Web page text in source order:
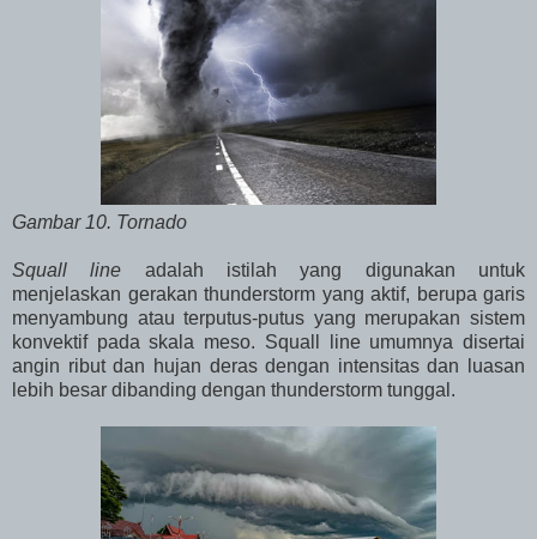
Gambar 10. Tornado
Squall line adalah istilah yang digunakan untuk
menjelaskan gerakan thunderstorm yang aktif, berupa garis
menyambung atau terputus-putus yang merupakan sistem
konvektif pada skala meso. Squall line umumnya disertai
angin ribut dan hujan deras dengan intensitas dan luasan
lebih besar dibanding dengan thunderstorm tunggal.